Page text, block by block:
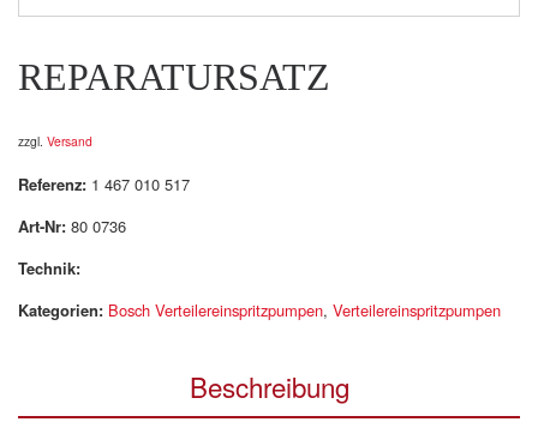
REPARATURSATZ
zzgl. Versand
Referenz: 1 467 010 517
Art-Nr: 80 0736
Technik:
Kategorien: Bosch Verteilereinspritzpumpen, Verteilereinspritzpumpen
Beschreibung